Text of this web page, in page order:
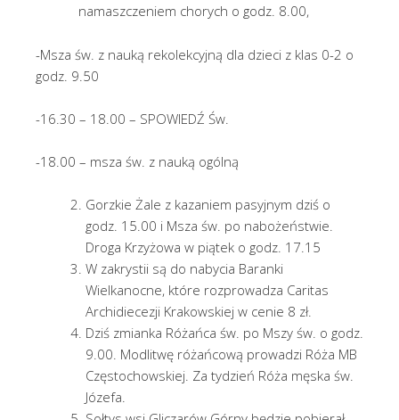
namaszczeniem chorych o godz. 8.00,
-Msza św. z nauką rekolekcyjną dla dzieci z klas 0-2 o
godz. 9.50
-16.30 – 18.00 – SPOWIEDŹ Św.
-18.00 – msza św. z nauką ogólną
Gorzkie Żale z kazaniem pasyjnym dziś o
godz. 15.00 i Msza św. po nabożeństwie.
Droga Krzyżowa w piątek o godz. 17.15
W zakrystii są do nabycia Baranki
Wielkanocne, które rozprowadza Caritas
Archidiecezji Krakowskiej w cenie 8 zł.
Dziś zmianka Różańca św. po Mszy św. o godz.
9.00. Modlitwę różańcową prowadzi Róża MB
Częstochowskiej. Za tydzień Róża męska św.
Józefa.